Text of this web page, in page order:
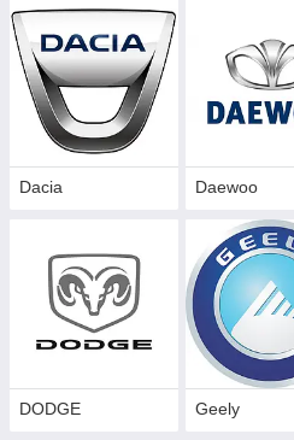
Dacia Daewoo
DODGE Geely